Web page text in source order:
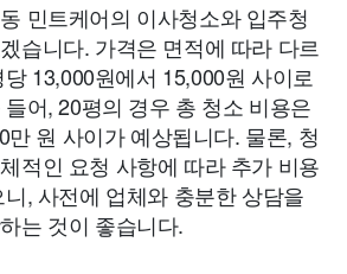
민트케어의 이사청소와 입주청
습니다. 가격은 면적에 따라 다르
13,000원에서 15,000원 사이로
어, 20평의 경우 총 청소 비용은
만 원 사이가 예상됩니다. 물론, 청
적인 요청 사항에 따라 추가 비용
, 사전에 업체와 충분한 상담을
는 것이 좋습니다.